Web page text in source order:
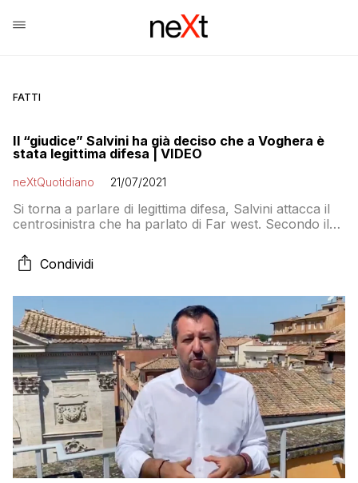
FATTI
Il “giudice” Salvini ha già deciso che a Voghera è
stata legittima difesa | VIDEO
neXtQuotidiano 21/07/2021
Si torna a parlare di legittima difesa, Salvini attacca il
centrosinistra che ha parlato di Far west. Secondo il
potrebbe pensare ad una tutela necessaria. Dal Pd si
domandano perché un assessore comunale giri con
Condividi